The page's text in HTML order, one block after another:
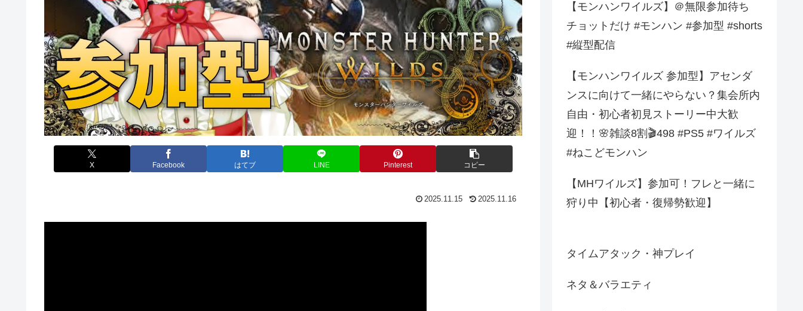
X Facebook はてブ LINE Pinterest コピー
2025.11.15 2025.11.16
【モンハンワイルズ】＠無限参加待ち
チョットだけ #モンハン #参加型 #shorts
#縦型配信
【モンハンワイルズ 参加型】アセンダ
ンスに向けて一緒にやらない？集会所内
自由・初心者初見ストーリー中大歓
迎！！🌸雑談8割🎬498 #PS5 #ワイルズ
#ねこどモンハン
【MHワイルズ】参加可！フレと一緒に
狩り中【初心者・復帰勢歓迎】
タイムアタック・神プレイ
ネタ＆バラエティ